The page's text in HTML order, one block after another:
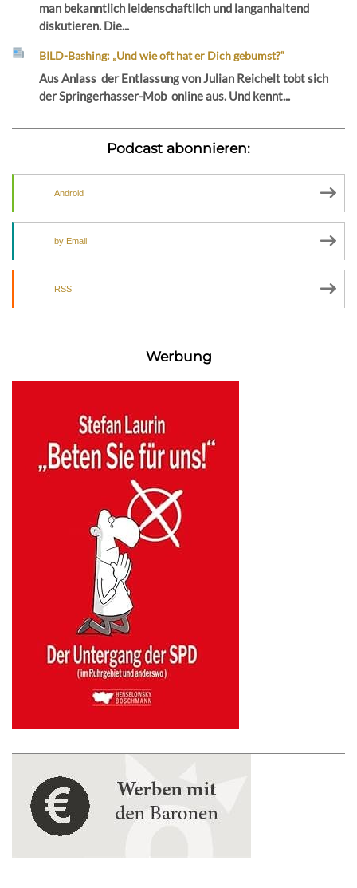
man bekanntlich leidenschaftlich und langanhaltend
diskutieren. Die...
BILD-Bashing: „Und wie oft hat er Dich gebumst?“
Aus Anlass der Entlassung von Julian Reichelt tobt sich
der Springerhasser-Mob online aus. Und kennt...
Podcast abonnieren:
Android
by Email
RSS
Werbung